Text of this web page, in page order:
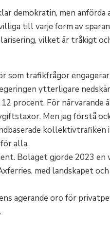
demokratin, men anförda
till varje form av
vilket är tråkigt
som trafikfrågor
ytterligare
procent. För närvarande
Men jag förstå
kollektivtrafiken
alla.
Bolaget gjorde 2023 en
med landskapet
agerande oro för